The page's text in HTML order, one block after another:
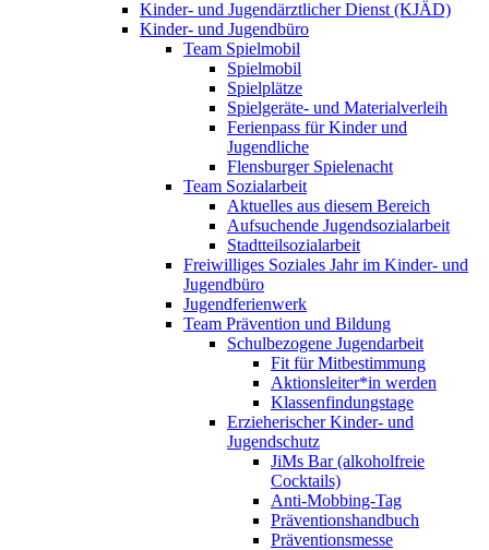
Kinder- und Jugendärztlicher Dienst (KJÄD)
Kinder- und Jugendbüro
Team Spielmobil
Spielmobil
Spielplätze
Spielgeräte- und Materialverleih
Ferienpass für Kinder und
Jugendliche
Flensburger Spielenacht
Team Sozialarbeit
Aktuelles aus diesem Bereich
Aufsuchende Jugendsozialarbeit
Stadtteilsozialarbeit
Freiwilliges Soziales Jahr im Kinder- und
Jugendbüro
Jugendferienwerk
Team Prävention und Bildung
Schulbezogene Jugendarbeit
Fit für Mitbestimmung
Aktionsleiter*in werden
Klassenfindungstage
Erzieherischer Kinder- und
Jugendschutz
JiMs Bar (alkoholfreie
Cocktails)
Anti-Mobbing-Tag
Präventionshandbuch
Präventionsmesse